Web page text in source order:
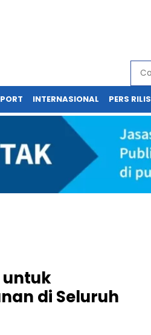
INTERNASIONAL PERS RILIS
untuk
di Seluruh